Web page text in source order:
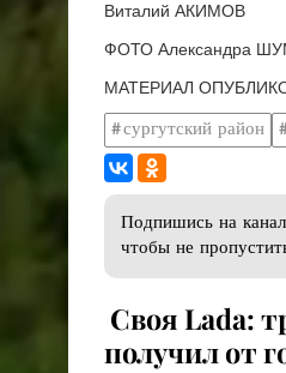
Виталий АКИМОВ
ФОТО Александра
МАТЕРИАЛ
сургутский район
Подпишись на
чтобы не
Своя Lada:
получил от